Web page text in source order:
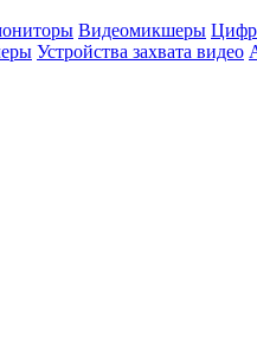
Видеомикшеры
Устройства захвата видео